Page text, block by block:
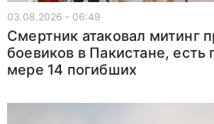
03.08.2026 - 06:49
Смертник атаковал митинг
боевиков в Пакистане,
мере 14 погибших